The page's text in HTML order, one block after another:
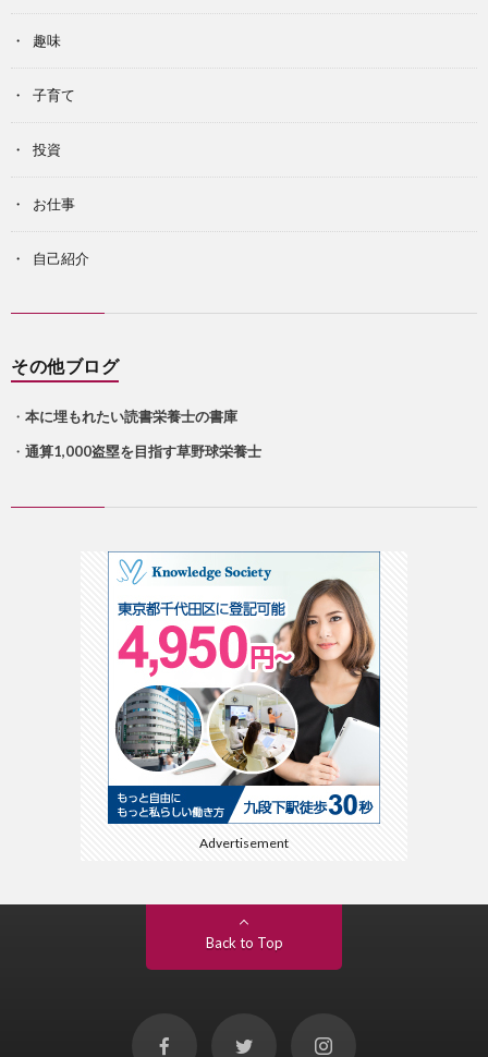
趣味
子育て
投資
お仕事
自己紹介
その他ブログ
・ 本に埋もれたい読書栄養士の書庫
・ 通算1,000盗塁を目指す草野球栄養士
Advertisement
Back to Top